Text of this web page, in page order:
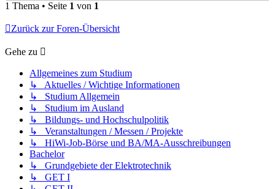
1 Thema • Seite 1 von 1
Zurück zur Foren-Übersicht
Gehe zu
Allgemeines zum Studium
↳ Aktuelles / Wichtige Informationen
↳ Studium Allgemein
↳ Studium im Ausland
↳ Bildungs- und Hochschulpolitik
↳ Veranstaltungen / Messen / Projekte
↳ HiWi-Job-Börse und BA/MA-Ausschreibungen
Bachelor
↳ Grundgebiete der Elektrotechnik
↳ GET I